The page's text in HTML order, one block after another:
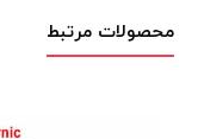
محصولات مرتبط